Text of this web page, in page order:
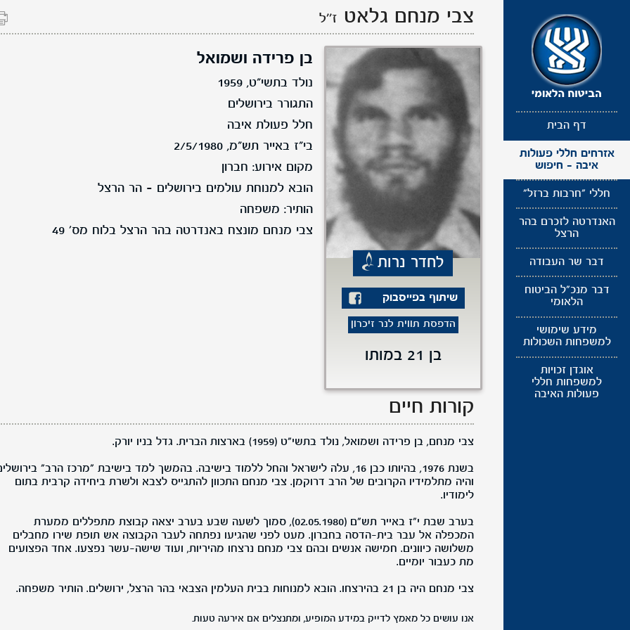
דף הבית
אזרחים חללי פעולות
איבה - חיפוש
חללי "חרבות ברזל"
האנדרטה לזכרם בהר
הרצל
דבר שר העבודה
דבר מנכ"ל הביטוח
הלאומי
מידע שימושי
למשפחות השכולות
אוגדן זכויות
למשפחות חללי
פעולות האיבה
צבי מנחם גלאט ז''ל
לחדר נרות
שיתוף בפייסבוק
הדפסת תווית לנר זיכרון
בן 21 במותו
בן פרידה ושמואל
נולד בתשי"ט, 1959
התגורר בירושלים
חלל פעולת איבה
בי"ז באייר תש"מ, 2/5/1980
מקום אירוע: חברון
הובא למנוחת עולמים בירושלים - הר הרצל
הותיר: משפחה
צבי מנחם מונצח באנדרטה בהר הרצל בלוח מס' 49
קורות חיים
צבי מנחם, בן פרידה ושמואל, נולד בתשי"ט (1959) בארצות הברית. גדל בניו יורק.
בשנת 1976, בהיותו כבן 16, עלה לישראל והחל ללמוד בישיבה. בהמשך למד בישיבת "מרכז הרב"
והיה מתלמידיו הקרובים של הרב דרוקמן. צבי מנחם התכוון להתגייס לצבא ולשרת ביחידה קרבית בתום
לימודיו.
בערב שבת י"ז באייר תש"ם (02.05.1980), סמוך לשעה שבע בערב יצאה קבוצת מתפללים ממערת
המכפלה אל עבר בית-הדסה בחברון. מעט לפני שהגיעו נפתחה לעבר הקבוצה אש תופת שירו מחבלים
משלושה כיוונים. חמישה אנשים ובהם צבי מנחם נרצחו מהיריות, ועוד שישה-עשר נפצעו. אחד הפצועים
מת כעבור יומיים.
צבי מנחם היה בן 21 בהירצחו. הובא למנוחות בבית העלמין הצבאי בהר הרצל, ירושלים. הותיר משפחה.
אנו עושים כל מאמץ לדייק במידע המופיע, ומתנצלים אם אירעה טעות.